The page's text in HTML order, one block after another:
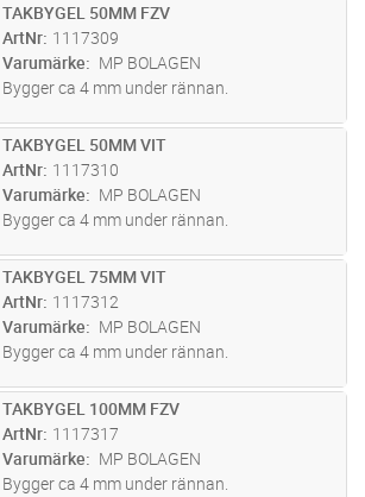
ST Lägg i kundvagn
TAKBYGEL 50MM FZV
ArtNr 1117309
Varumärke
MP BOLAGEN
Bygger ca 4 mm under rännan.
ST Lägg i kundvagn
TAKBYGEL 50MM VIT
ArtNr 1117310
Varumärke
MP BOLAGEN
Bygger ca 4 mm under rännan.
ST Lägg i kundvagn
TAKBYGEL 75MM VIT
ArtNr 1117312
Varumärke
MP BOLAGEN
Bygger ca 4 mm under rännan.
ST Lägg i kundvagn
TAKBYGEL 100MM FZV
ArtNr 1117317
Varumärke
MP BOLAGEN
Bygger ca 4 mm under rännan.